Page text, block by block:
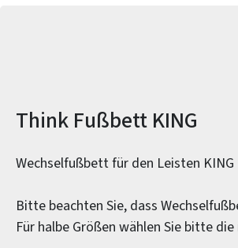
Produktinformationen
Think Fußbett KING
Wechselfußbett für den Leisten KING
Bitte beachten Sie, dass
Für halbe Größen wählen Sie bitte